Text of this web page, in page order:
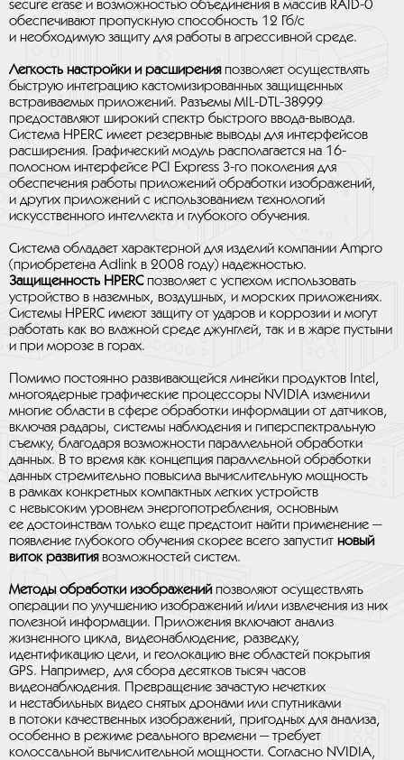
secure erase и возможностью объединения в массив RAID-0
обеспечивают пропускную способность 12 Гб/с
и необходимую защиту для работы в агрессивной среде.
Легкость настройки и расширенияпозволяет осуществлять
быструю интеграцию кастомизированных защищенных
встраиваемых приложений. Разъемы MIL-DTL-38999
предоставляют широкий спектр быстрого ввода-вывода.
Система HPERC имеет резервные выводы для интерфейсов
расширения. Графический модуль располагается на 16-
полосном интерфейсе PCI Express 3-го поколения для
обеспечения работы приложений обработки изображений,
и других приложений с использованием технологий
искусственного интеллекта и глубокого обучения.
Система обладает характерной для изделий компании Ampro
(приобретена Adlink в 2008 году) надежностью.
Защищенность HPERCпозволяет с успехом использовать
устройство в наземных, воздушных, и морских приложениях.
Системы HPERC имеют защиту от ударов и коррозии и могут
работать как во влажной среде джунглей, так и в жаре пустыни
и при морозе в горах.
Помимо постоянно развивающейся линейки продуктов Intel,
многоядерные графические процессоры NVIDIA изменили
многие области в сфере обработки информации от датчиков,
включая радары, системы наблюдения и гиперспектральную
съемку, благодаря возможности параллельной обработки
данных. В то время как концепция параллельной обработки
данных стремительно повысила вычислительную мощность
в рамках конкретных компактных легких устройств
с невысоким уровнем энергопотребления, основным
ее достоинствам только еще предстоит найти применение —
появление глубокого обучения скорее всего запустит новый
виток развитиявозможностей систем.
Методы обработки изображенийпозволяют осуществлять
операции по улучшению изображений и/или извлечения из них
полезной информации. Приложения включают анализ
жизненного цикла, видеонаблюдение, разведку,
идентификацию цели, и геолокацию вне областей покрытия
GPS. Например, для сбора десятков тысяч часов
видеонаблюдения. Превращение зачастую нечетких
и нестабильных видео снятых дронами или спутниками
в потоки качественных изображений, пригодных для анализа,
особенно в режиме реального времени — требует
колоссальной вычислительной мощности. Согласно NVIDIA,